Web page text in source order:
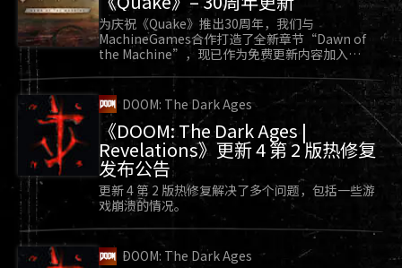
为庆祝《Quake》推出30周年，我们与
MachineGames合作打造了全新章节“Dawn of
the Machine”，现已作为免费更新内容加入
《Quake》。
DOOM: The Dark Ages
《DOOM: The Dark Ages |
Revelations》更新 4 第 2 版热修复
发布公告
更新 4 第 2 版热修复解决了多个问题，包括一些游
戏崩溃的情况。
DOOM: The Dark Ages